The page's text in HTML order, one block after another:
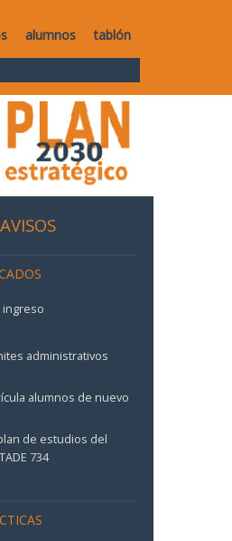
alumnos tablón
ingreso
administrativos
alumnos de nuevo
de estudios del
734